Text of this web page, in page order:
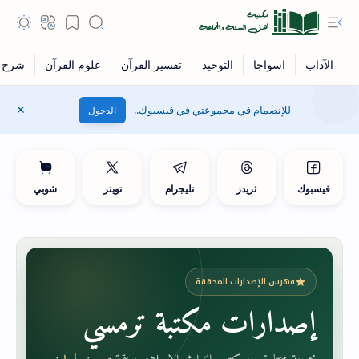
للإنضمام في مجموعتي في فيسبوك.. الدخول
فيسبوك ثريدز تليجرام تويتر شوبي
فهرس الإصدارات المحققة
إصدارات مكتبة ترمسي